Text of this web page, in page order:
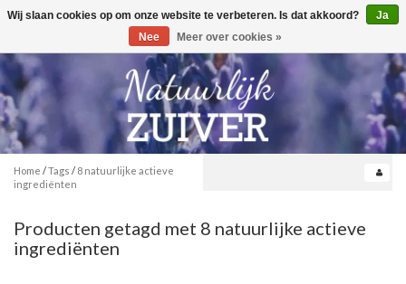
Toggle
0
Home /Tags / 8 natuurlijke actieve
ingrediënten
Producten getagd met 8 natuurlijke actieve
ingrediënten
Wij slaan cookies op om onze website te verbeteren. Is dat akkoord?
Ja
Nee
Meer over cookies »